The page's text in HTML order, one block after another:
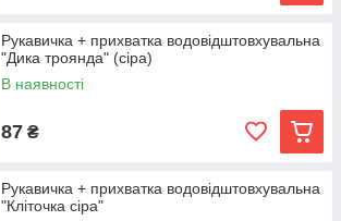
Рукавичка + прихватка водовідштовхувальна
"Дика троянда" (сіра)
В наявності
87 ₴
Рукавичка + прихватка водовідштовхувальна
"Кліточка сіра"